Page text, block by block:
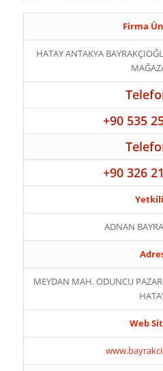
Firma
HATAY ANTAKYA
+90 535
+90 326
ADNAN
MEYDAN MAH. ODUNCU
Web